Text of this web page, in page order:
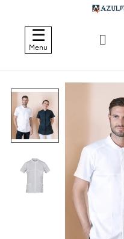
Navegación
de
palanca
☰
Menu